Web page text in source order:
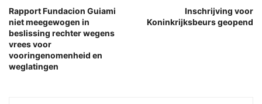
Rapport Fundacion Guiami
niet meegewogen in
beslissing rechter wegens
vrees voor
vooringenomenheid en
weglatingen
Inschrijving voor
Koninkrijksbeurs geopend